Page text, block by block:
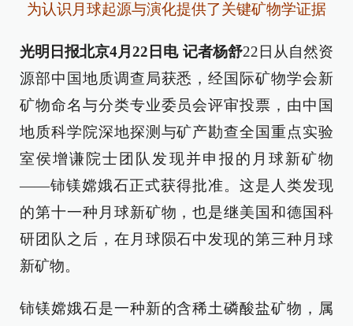
为认识月球起源与演化提供了关键矿物学证据
光明日报北京4月22日电 记者杨舒22日从自然资
源部中国地质调查局获悉，经国际矿物学会新
矿物命名与分类专业委员会评审投票，由中国
地质科学院深地探测与矿产勘查全国重点实验
室侯增谦院士团队发现并申报的月球新矿物
——铈镁嫦娥石正式获得批准。这是人类发现
的第十一种月球新矿物，也是继美国和德国科
研团队之后，在月球陨石中发现的第三种月球
新矿物。
铈镁嫦娥石是一种新的含稀土磷酸盐矿物，属